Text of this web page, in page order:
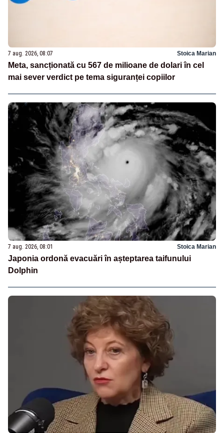
7 aug. 2026, 08:07 Stoica Marian
Meta, sancționată cu 567 de milioane de dolari în cel
mai sever verdict pe tema siguranței copiilor
7 aug. 2026, 08:01 Stoica Marian
Japonia ordonă evacuări în așteptarea taifunului
Dolphin